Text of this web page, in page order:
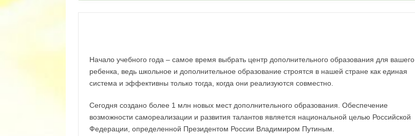
Начало учебного года – самое время выбрать центр дополнительного образования для вашего
ребенка, ведь школьное и дополнительное образование строятся в нашей стране как единая
система и эффективны только тогда, когда они реализуются совместно.
Сегодня создано более 1 млн новых мест дополнительного образования. Обеспечение
возможности самореализации и развития талантов является национальной целью Российской
Федерации, определенной Президентом России Владимиром Путиным.